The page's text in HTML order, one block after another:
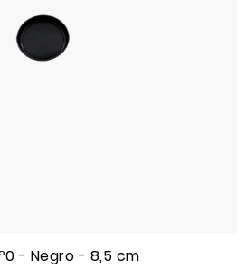
- Negro - 8,5 cm